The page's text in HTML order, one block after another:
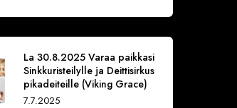
La 30.8.2025 Varaa paikkasi
Sinkkuristeilylle ja Deittisirkus
pikadeiteille (Viking Grace)
7.7.2025